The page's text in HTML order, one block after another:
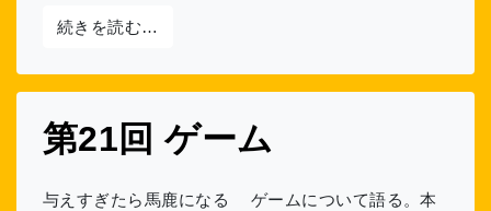
続きを読む…
第21回 ゲーム
与えすぎたら馬鹿になる ゲームについて語る。本